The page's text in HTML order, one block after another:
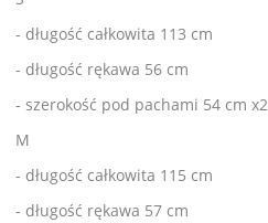
- długość całkowita 113 cm
- długość rękawa 56 cm
- szerokość pod pachami 54 cm x2
M
- długość całkowita 115 cm
- długość rękawa 57 cm